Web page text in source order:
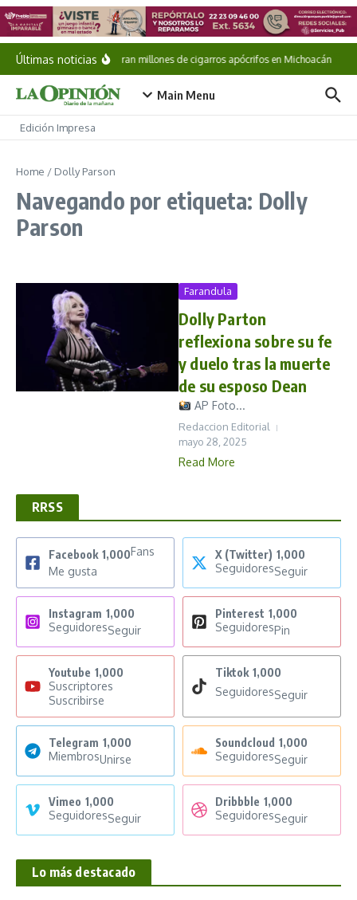
Saltar al contenido
Últimas noticiasAseguran millones de cigarros apócrifos en Michoacán
Main Menu
Edición Impresa
Home / Dolly Parson
Navegando por etiqueta: Dolly
Parson
Farandula
Dolly Parton
reflexiona sobre su fe
y duelo tras la muerte
de su esposo Dean
AP Foto...
Redaccion Editorial
mayo 28, 2025
Read More
RRSS
Facebook 1,000Fans
Me gusta
X (Twitter) 1,000
SeguidoresSeguir
Instagram 1,000
SeguidoresSeguir
Pinterest 1,000
SeguidoresPin
Youtube 1,000
Suscriptores
Suscribirse
Tiktok 1,000
SeguidoresSeguir
Telegram 1,000
MiembrosUnirse
Soundcloud 1,000
SeguidoresSeguir
Vimeo 1,000
SeguidoresSeguir
Dribbble 1,000
SeguidoresSeguir
Lo más destacado